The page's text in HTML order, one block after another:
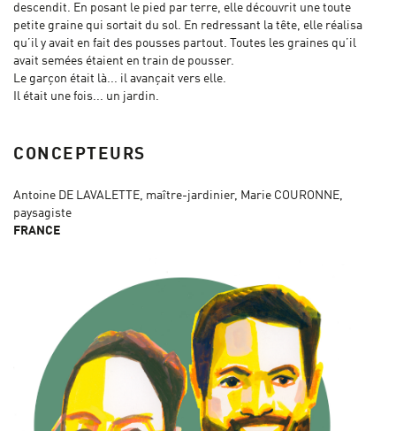
descendit. En posant le pied par terre, elle découvrit une toute
petite graine qui sortait du sol. En redressant la tête, elle réalisa
qu’il y avait en fait des pousses partout. Toutes les graines qu’il
avait semées étaient en train de pousser.
Le garçon était là... il avançait vers elle.
Il était une fois... un jardin.
CONCEPTEURS
Antoine DE LAVALETTE, maître-jardinier, Marie COURONNE,
paysagiste
FRANCE